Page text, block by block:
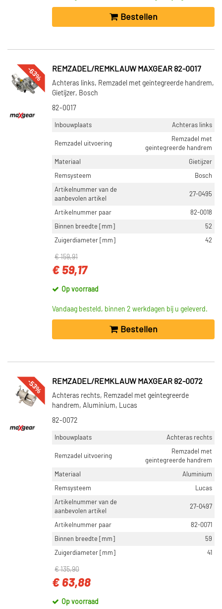
Bestellen
-63% REMZADEL/REMKLAUW MAXGEAR 82-0017
Achteras links, Remzadel met geintegreerde handrem,
Gietijzer, Bosch
82-0017
Inbouwplaats Achteras links
Remzadel uitvoering
Remzadel met
geintegreerde handrem
Materiaal
Gietijzer
Remsysteem
Bosch
Artikelnummer van de
aanbevolen artikel
27-0495
Artikelnummer paar
82-0018
Binnen breedte [mm]
52
Zuigerdiameter [mm]
42
€ 159,91
€ 59,17
Op voorraad
Vandaag besteld, binnen 2 werkdagen bij u geleverd.
Bestellen
-53% REMZADEL/REMKLAUW MAXGEAR 82-0072
Achteras rechts, Remzadel met geintegreerde
handrem, Aluminium, Lucas
82-0072
Inbouwplaats Achteras rechts
Remzadel uitvoering
Remzadel met
geintegreerde handrem
Materiaal
Aluminium
Remsysteem
Lucas
Artikelnummer van de
aanbevolen artikel
27-0497
Artikelnummer paar
82-0071
Binnen breedte [mm]
59
Zuigerdiameter [mm]
41
€ 135,90
€ 63,88
Op voorraad